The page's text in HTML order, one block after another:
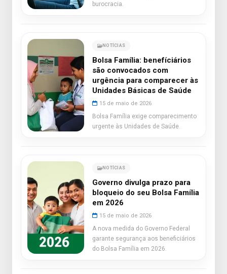
burocracia.
NOTÍCIAS
Bolsa Família: benefíciários
são convocados com
urgência para comparecer às
Unidades Básicas de Saúde
15 de maio de 2026
Bolsa Família exige comparecimento
urgente às Unidades de Saúde.
NOTÍCIAS
Governo divulga prazo para
bloqueio do seu Bolsa Família
em 2026
15 de maio de 2026
A nova medida do Governo Federal
garante segurança aos beneficiários
do Bolsa Família em 2026.